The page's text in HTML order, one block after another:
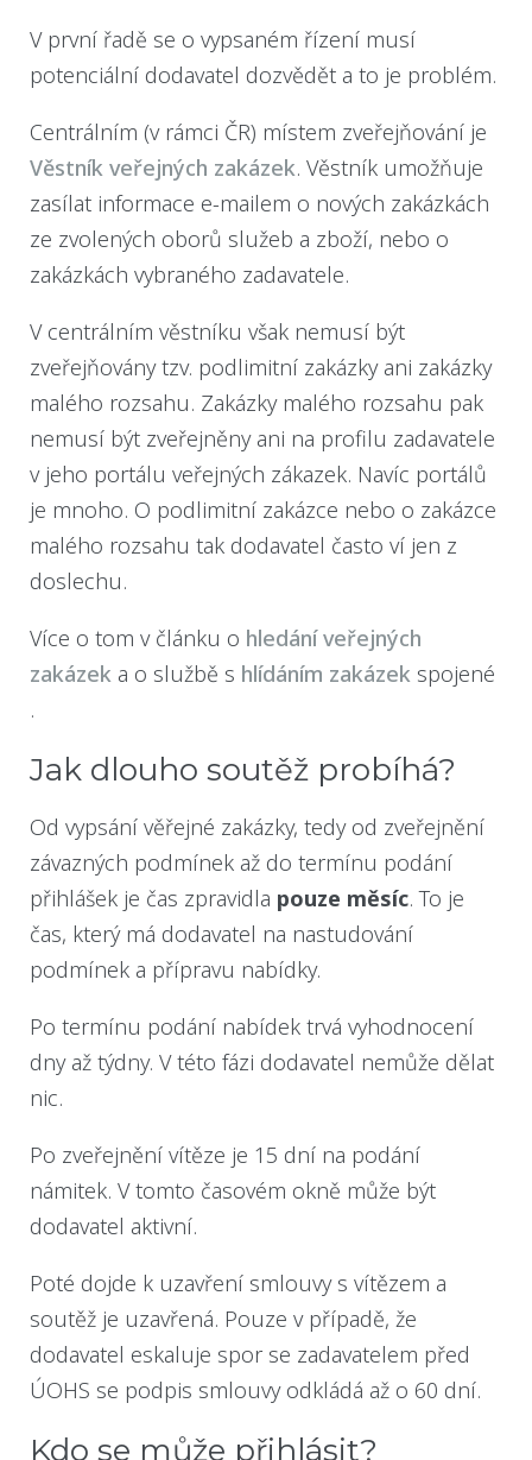
V první řadě se o vypsaném řízení musí
potenciální dodavatel dozvědět a to je problém.
Centrálním (v rámci ČR) místem zveřejňování je
Věstník veřejných zakázek. Věstník umožňuje
zasílat informace e-mailem o nových zakázkách
ze zvolených oborů služeb a zboží, nebo o
zakázkách vybraného zadavatele.
V centrálním věstníku však nemusí být
zveřejňovány tzv. podlimitní zakázky ani zakázky
malého rozsahu. Zakázky malého rozsahu pak
nemusí být zveřejněny ani na profilu zadavatele
v jeho portálu veřejných zákazek. Navíc portálů
je mnoho. O podlimitní zakázce nebo o zakázce
malého rozsahu tak dodavatel často ví jen z
doslechu.
Více o tom v článku o hledání veřejných
zakázek a o službě s hlídáním zakázek spojené
.
Jak dlouho soutěž probíhá?
Od vypsání věřejné zakázky, tedy od zveřejnění
závazných podmínek až do termínu podání
přihlášek je čas zpravidla pouze měsíc. To je
čas, který má dodavatel na nastudování
podmínek a přípravu nabídky.
Po termínu podání nabídek trvá vyhodnocení
dny až týdny. V této fázi dodavatel nemůže dělat
nic.
Po zveřejnění vítěze je 15 dní na podání
námitek. V tomto časovém okně může být
dodavatel aktivní.
Poté dojde k uzavření smlouvy s vítězem a
soutěž je uzavřená. Pouze v případě, že
dodavatel eskaluje spor se zadavatelem před
ÚOHS se podpis smlouvy odkládá až o 60 dní.
Kdo se může přihlásit?